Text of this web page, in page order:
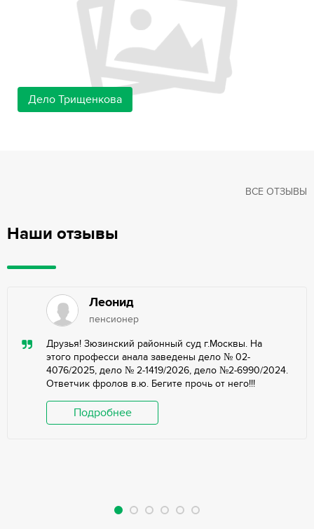
Дело Трищенкова
Наши отзывы
ВСЕ ОТЗЫВЫ
Леонид
пенсионер
Друзья! Зюзинский районный суд г.Москвы. На
этого професси анала заведены дело № 02-
4076/2025, дело № 2-1419/2026, дело №2-6990/2024.
Ответчик фролов в.ю. Бегите прочь от него!!!
Подробнее